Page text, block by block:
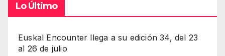
Lo Último
Euskal Encounter llega a su edición 34, del 23
al 26 de julio